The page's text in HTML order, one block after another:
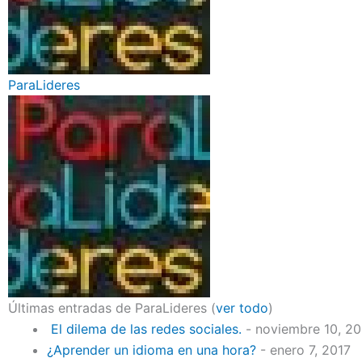
ParaLideres
Últimas entradas de ParaLideres (ver todo)
El dilema de las redes sociales. - noviembre 10,
¿Aprender un idioma en una hora? - enero 7, 2017